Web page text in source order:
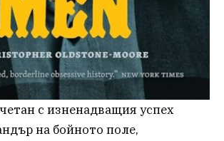
с изненадващия успех
на бойното поле,